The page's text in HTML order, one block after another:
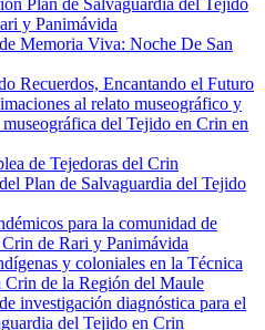
Plan de Salvaguardia del Tejido
y Panimávida
Memoria Viva: Noche De San
Recuerdos, Encantando el Futuro
al relato museográfico y
museográfica del Tejido en Crin en
de Tejedoras del Crin
Plan de Salvaguardia del Tejido
para la comunidad de
de Rari y Panimávida
y coloniales en la Técnica
Crin de la Región del Maule
investigación diagnóstica para el
del Tejido en Crin